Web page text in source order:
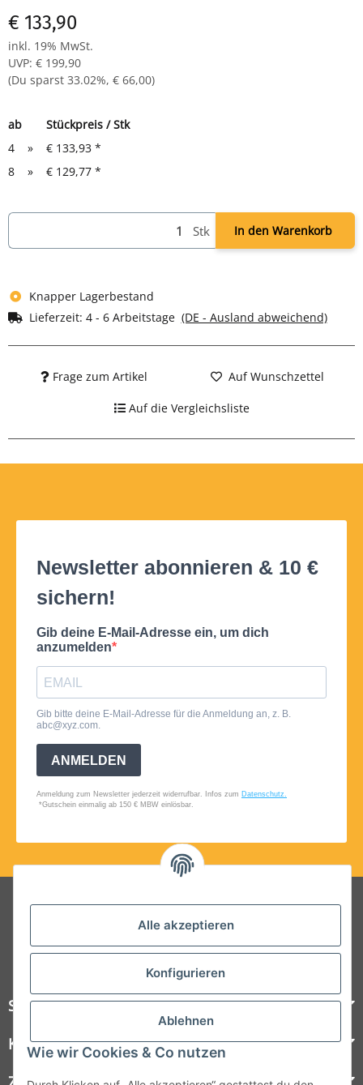
Alle akzeptieren
Konfigurieren
Ablehnen
Wie wir Cookies & Co nutzen
€ 133,90
inkl. 19% MwSt.
UVP: € 199,90
(Du sparst 33.02%, € 66,00)
ab
Stückpreis / Stk
4
» € 133,93 *
8
» € 129,77 *
Stk In den Warenkorb
Knapper Lagerbestand
Lieferzeit: 4 - 6 Arbeitstage (DE - Ausland abweichend)
Frage zum Artikel Auf Wunschzettel
Auf die Vergleichsliste
Folgt uns auf Social Media
Steelboxx
Kundenservice